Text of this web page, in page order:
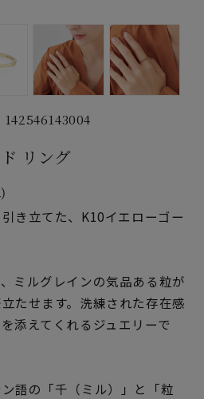
リング
き立てた、K10イエローゴー
ミルグレインの気品ある粒が
たせます。洗練された存在感
添えてくれるジュエリーで
語の「千（ミル）」と「粒